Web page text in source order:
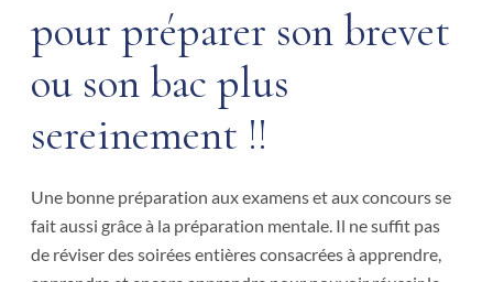
pour préparer son brevet
ou son bac plus
sereinement !!
Une bonne préparation aux examens et aux concours se
fait aussi grâce à la préparation mentale. Il ne suffit pas
de réviser des soirées entières consacrées à apprendre,